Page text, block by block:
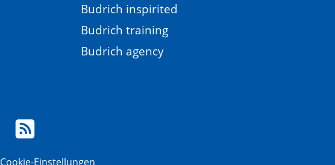
Budrich inspirited
Budrich training
Budrich agency
Cookie-Einstellungen